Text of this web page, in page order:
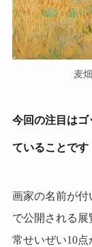
麦
今回の注目はゴ
ていることです
画家の名前が付
で公開される
常せいぜい10